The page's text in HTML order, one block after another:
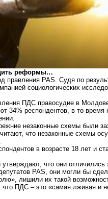
реформы…
правления PAS. Судя по
социологических
ПДС правосудие в
34% респондентов, в то
незаконные схемы были
что незаконные схемы
в возрасте 18 лет и
что они отличились
PAS, они могли бы
лишили их такой
что ПДС – это «самая лживая и